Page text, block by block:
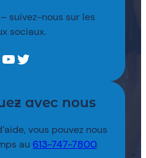
suivez-nous sur les
sociaux.
YouTube Twitter
avec nous
vous pouvez nous
au 613-747-7800.